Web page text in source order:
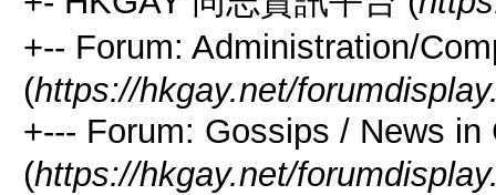
+-- Forum: Administration/
(https://hkgay.net/
+--- Forum: Gossips / News
(https://hkgay.net/